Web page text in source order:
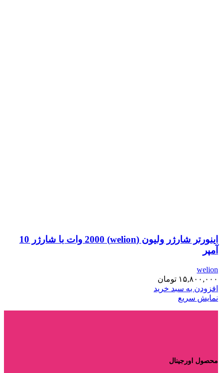
اینورتر شارژر ولیون (welion) 2000 وات با شارژر 10
آمپر
welion
۱۵,۸۰۰,۰۰۰ تومان
افزودن به سبد خرید
نمایش سریع
محصول اورجینال